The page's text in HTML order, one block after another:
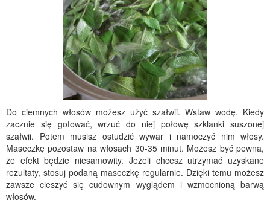
Do ciemnych włosów możesz użyć szałwii. Wstaw wodę. Kiedy
zacznie się gotować, wrzuć do niej połowę szklanki suszonej
szałwii. Potem musisz ostudzić wywar i namoczyć nim włosy.
Maseczkę pozostaw na włosach 30-35 minut. Możesz być pewna,
że efekt będzie niesamowity. Jeżeli chcesz utrzymać uzyskane
rezultaty, stosuj podaną maseczkę regularnie. Dzięki temu możesz
zawsze cieszyć się cudownym wyglądem i wzmocnioną barwą
włosów.